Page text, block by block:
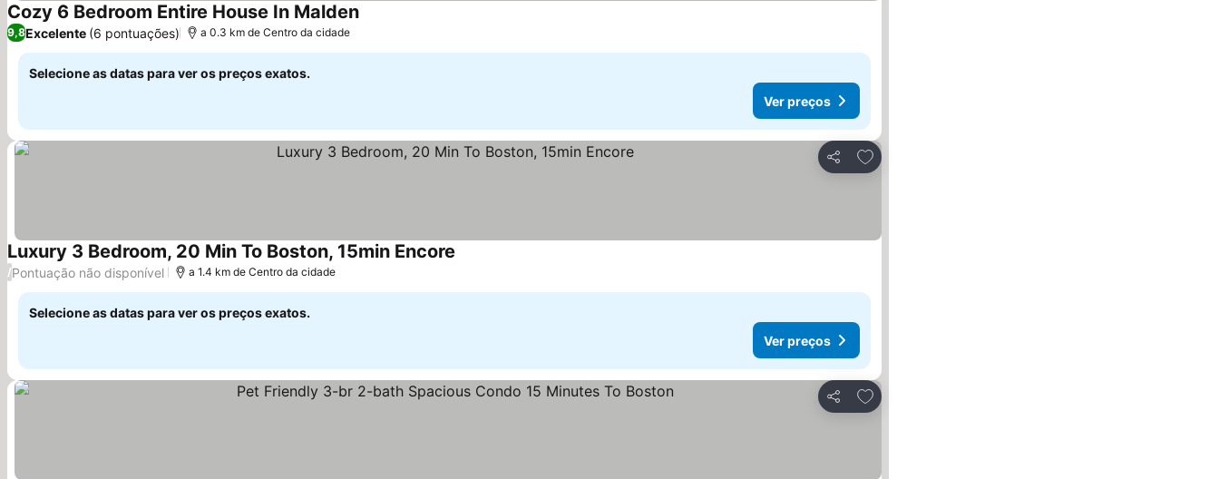
Cozy 6 Bedroom Entire House In MaldenVer preços
9,8Excelente (6 pontuações) a 0.3 km de Centro da cidade
Selecione as datas para ver os preços exatos.
Ver preços
Partilhar
Adicionar aos favoritos
Luxury 3 Bedroom, 20 Min To Boston, 15min Encore
/Pontuação não disponível a 1.4 km de Centro da cidade
Selecione as datas para ver os preços exatos.
Ver preços
Partilhar
Adicionar aos favoritos